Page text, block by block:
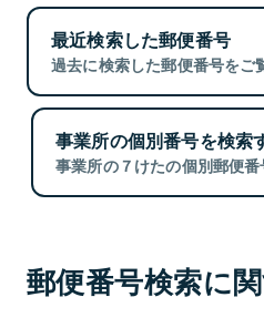
最近検索した郵便番号
過去に検索した郵便番号をご
事業所の個別番号を検索
事業所の７けたの個別郵便番
郵便番号検索に